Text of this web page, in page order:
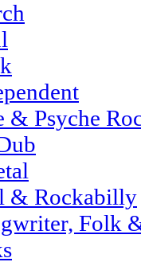
& Psyche
& Rockabilly
Folk